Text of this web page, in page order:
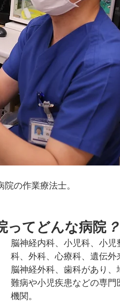
院の作業療法士。
ってどんな病院 ？
脳神経内科、小児科、小児
科、外科、心療科、遺伝外
脳神経外科、歯科があり、
難病や小児疾患などの専門
機関。